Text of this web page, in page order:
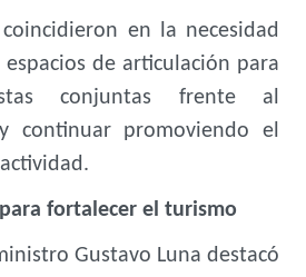
en la necesidad
de articulación para
conjuntas frente al
continuar promoviendo el
fortalecer el turismo
Gustavo Luna destacó